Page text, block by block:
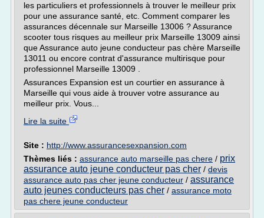
les particuliers et professionnels à trouver le meilleur prix
pour une assurance santé, etc. Comment comparer les
assurances décennale sur Marseille 13006 ? Assurance
scooter tous risques au meilleur prix Marseille 13009 ainsi
que Assurance auto jeune conducteur pas chère Marseille
13011 ou encore contrat d'assurance multirisque pour
professionnel Marseille 13009 .
Assurances Expansion est un courtier en assurance à
Marseille qui vous aide à trouver votre assurance au
meilleur prix. Vous...
Lire la suite
Site : http://www.assurancesexpansion.com
Thèmes liés : assurance auto marseille pas chere / prix
assurance auto jeune conducteur pas cher / devis
assurance auto pas cher jeune conducteur / assurance
auto jeunes conducteurs pas cher / assurance moto
pas chere jeune conducteur